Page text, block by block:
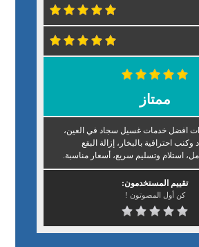
ممتاز
افضل خدمات غسيل سجاد في العين،
احترافية بالبخار، إزالة البقع
استلام وتسليم سريع، أسعار مناسبة.
تقييم المستخدمون:
كن أول المصوتون !